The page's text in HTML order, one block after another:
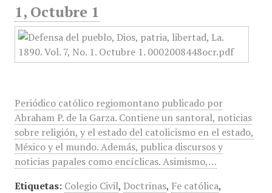
1, Octubre 1
Periódico católico regiomontano publicado por
Abraham P. de la Garza. Contiene un santoral, noticias
sobre religión, y el estado del catolicismo en el estado,
México y el mundo. Además, publica discursos y
noticias papales como encíclicas. Asimismo,…
Etiquetas: Colegio Civil, Doctrinas, Fe católica,